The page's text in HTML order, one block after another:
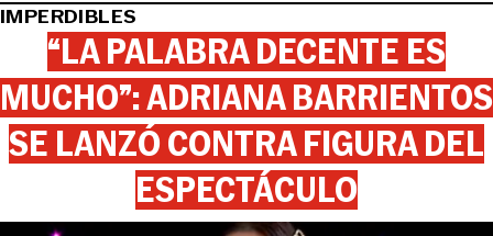
IMPERDIBLES
“LA PALABRA DECENTE ES
MUCHO”: ADRIANA BARRIENTOS
SE LANZÓ CONTRA FIGURA DEL
ESPECTÁCULO